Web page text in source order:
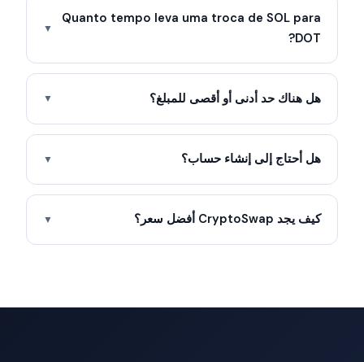
Quanto tempo leva uma troca de SOL para
DOT?
▼
هل هناك حد أدنى أو أقصى للمبلغ؟ ▼
هل أحتاج إلى إنشاء حساب؟ ▼
كيف يجد CryptoSwap أفضل سعر؟ ▼